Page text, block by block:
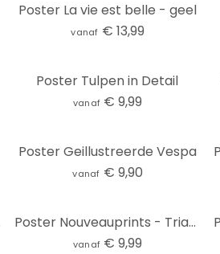
Poster La vie est belle - geel
vanaf € 13,99
Poster Tulpen in Detail
vanaf € 9,99
Poster Geillustreerde Vespa
vanaf € 9,90
Poster Nouveauprints - Triangles
vanaf € 9,99